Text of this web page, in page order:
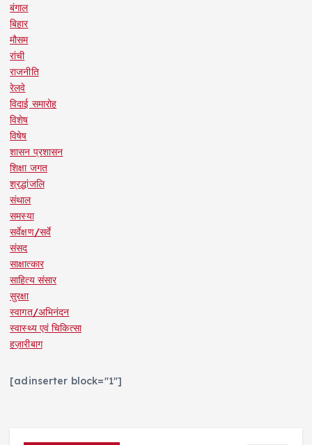
बंगाल
बिहार
मौसम
रांची
राजनीति
रेलवे
विदाई समारोह
विशेष
विषेष
शासन प्रशासन
शिक्षा जगत
श्रद्धांजलि
संथाल
समस्या
सर्वेक्षण/सर्वे
संसद
साक्षात्कार
साहित्य संसार
सुरक्षा
स्वागत/अभिनंदन
स्वास्थ्य एवं चिकित्सा
हज़ारीबाग
[adinserter block="1"]